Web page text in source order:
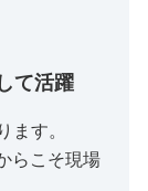
て活躍
ます。
らこそ現場